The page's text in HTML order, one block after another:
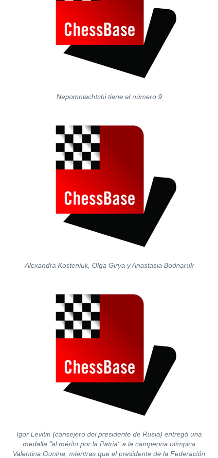
Nepomniachtchi tiene el número 9
Alexandra Kosteniuk, Olga Girya y Anastasia Bodnaruk
Igor Levitin (consejero del presidente de Rusia) entregó una
medalla "al mérito por la Patria" a la campeona olímpica
Valentina Gunina, mientras que el presidente de la Federación